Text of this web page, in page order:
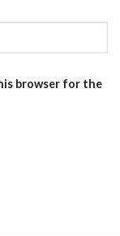
browser for the